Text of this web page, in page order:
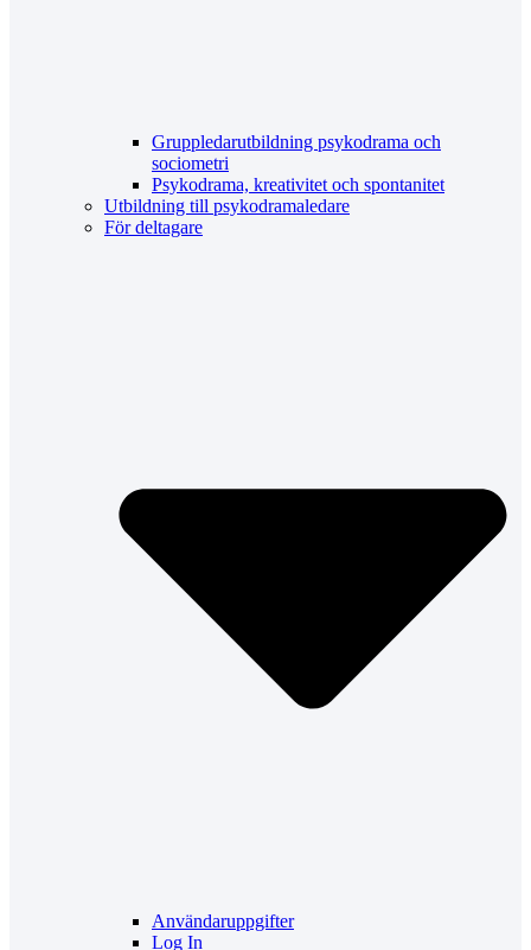
Gruppledarutbildning psykodrama och
sociometri
Psykodrama, kreativitet och spontanitet
Utbildning till psykodramaledare
För deltagare
Användaruppgifter
Log In